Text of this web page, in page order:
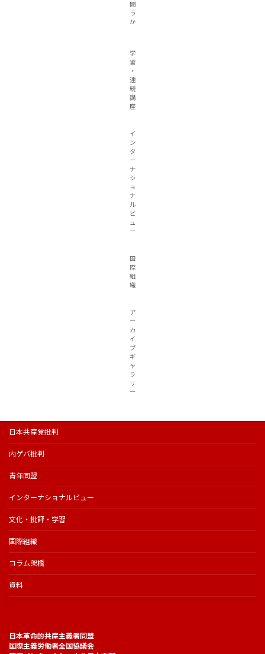
闘
う
か
学
習
・
連
続
講
座
イ
ン
タ
ー
ナ
シ
ョ
ナ
ル
ビ
ュ
ー
国
際
組
織
ア
ー
カ
イ
ブ
ギ
ャ
ラ
リ
ー
日本共産党批判
内ゲバ批判
青年同盟
インターナショナルビュー
文化・批評・学習
国際組織
コラム架橋
資料
日本革命的共産主義者同盟
国際主義労働者全国協議会